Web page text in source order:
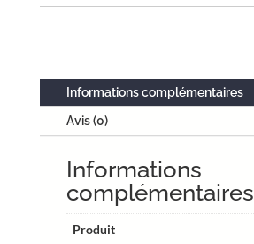
Acier
blanc
travée
modules
Informations complémentaires
Avis (0)
Informations
complémentaires
Produit